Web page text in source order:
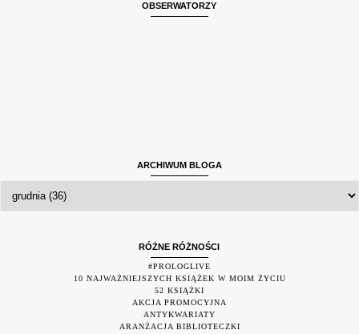
OBSERWATORZY
ARCHIWUM BLOGA
RÓŻNE RÓŻNOŚCI
#PROLOGLIVE
10 NAJWAŻNIEJSZYCH KSIĄŻEK W MOIM ŻYCIU
52 KSIĄŻKI
AKCJA PROMOCYJNA
ANTYKWARIATY
ARANŻACJA BIBLIOTECZKI